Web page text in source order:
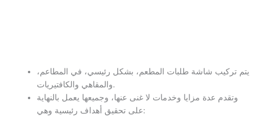
يتم تركيب شاشة طلبات المطعم، بشكل رئيسي، في المطاعم،
والمقاهي والكافتيريات.
وتقدم عدة مزايا وخدمات لا غنى عنها، وجميعها يعمل بالنهاية
على تحقيق أهداف رئيسية وهي: